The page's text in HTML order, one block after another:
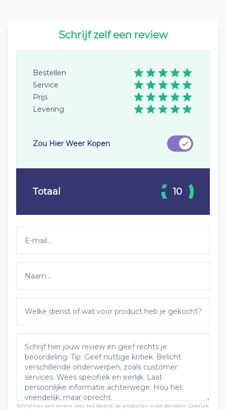
Schrijf zelf een review
Schrijf hier een review over het bedrijf, de producten en/of diensten. Gebruik
Bestellen
Service
Prijs
Levering
Zou Hier Weer Kopen
Totaal 10